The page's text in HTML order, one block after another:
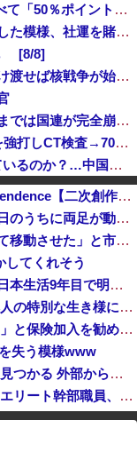
『炎の闘球女 ドッジ弾子』最新8巻まですべて「50％ポイント還元」セール！3,505円分返ってくる！先月発売の新刊も対象！アニメ放送中！名前が下...
フジテレビが金の卵を産む鶏を自ら絞め殺した模様、社運を賭けたドル箱コンテンツが御蔵入りになってしまい……
[8/8]
【は？】極左団体さん「原爆ドーム前を明け渡せば核戦争が始まる！」→ 観衆のマジレスが鋭すぎるとネットで話題に → ｗｗｗｗｗｗｗｗｗｗｗｗ
国連事務総長「お金がありません。このままでは国連が完全崩壊します。助けて下さい」
【速報】中2男子、野球部の練習中に頭部を強打しCT検査→70代医師「問題ないです」→中学生死亡「他人のCT画像みてました」
日本人はBYDの軽EV「ラッコ」をどう見ているのか？…中国メディア！
【悲報】熊本の被災地、『異常事態』が発生してしまう！！！！！！！！
【R-18】真・女神転生 Road to the Transcendence【二次創作】 第２５話
自宅で左手に違和感を覚えた開業医、その日のうちに両足が動かなくなり入院すると……
「平和を願う女子児童を警察が取り押さえて移動させた」と市民団体が告発、「児童……どこ？」とガチで困惑する人が続出
してくれそう
「中国人ってこんなに嫌われているの？」日本生活9年目で明かす本心！
海外「日本は戦勝国なんだよ」 戦後の日本人の特別な生き様に各国から称賛の声
「私は入りません、 事故起こさなきゃいい」と保険加入を勧められた推し活民が反発、保険代が勿体無いし事故起こしたとして……
失う模様www
中国Zbtlink製ルーター20機種にバックドア見つかる 外部から完全制御のおそれ
【秋田県】 記者会見にオンライン出席したエリート幹部職員、バスローブ姿でタバコを吸いながら説明 県が聞き取りへ
ｗｗｗ